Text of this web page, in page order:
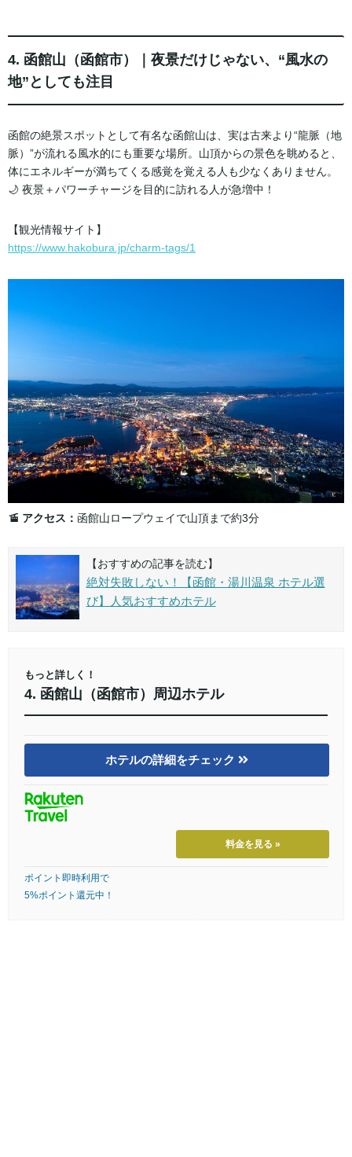
4. 函館山（函館市）｜夜景だけじゃない、“風水の
地”としても注目
函館の絶景スポットとして有名な函館山は、実は古来より“龍脈（地
脈）”が流れる風水的にも重要な場所。山頂からの景色を眺めると、
体にエネルギーが満ちてくる感覚を覚える人も少なくありません。
🌙 夜景＋パワーチャージを目的に訪れる人が急増中！
【観光情報サイト】
https://www.hakobura.jp/charm-tags/1
🚡 アクセス： 函館山ロープウェイで山頂まで約3分
【おすすめの記事を読む】
絶対失敗しない！【函館・湯川温泉 ホテル選
び】人気おすすめホテル
もっと詳しく！
4. 函館山（函館市）周辺ホテル
ホテルの詳細をチェック
料金を見る »
ポイント即時利用で
5%ポイント還元中！